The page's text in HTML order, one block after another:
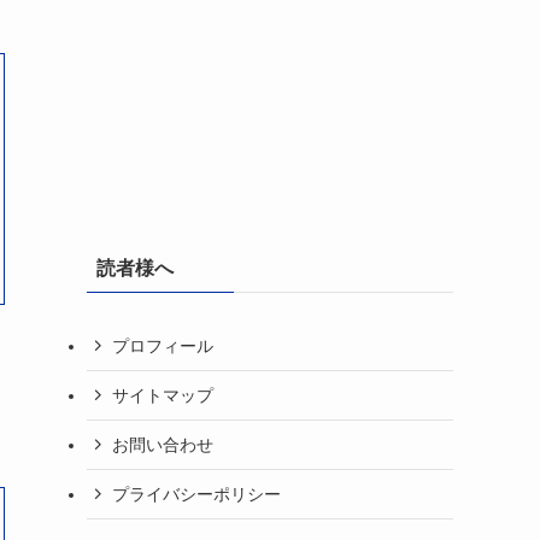
読者様へ
プロフィール
サイトマップ
お問い合わせ
プライバシーポリシー